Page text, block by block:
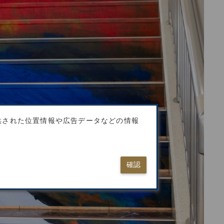
れた位置情報や広告データなどの情報
確認